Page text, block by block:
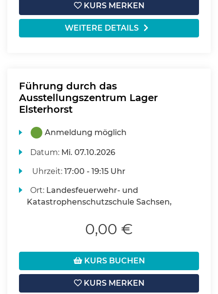
KURS MERKEN
WEITERE DETAILS
Führung durch das
Ausstellungszentrum Lager
Elsterhorst
Anmeldung möglich
Datum: Mi. 07.10.2026
Uhrzeit:17:00 - 19:15 Uhr
Ort: Landesfeuerwehr- und
Katastrophenschutzschule Sachsen,
0,00 €
KURS BUCHEN
KURS MERKEN